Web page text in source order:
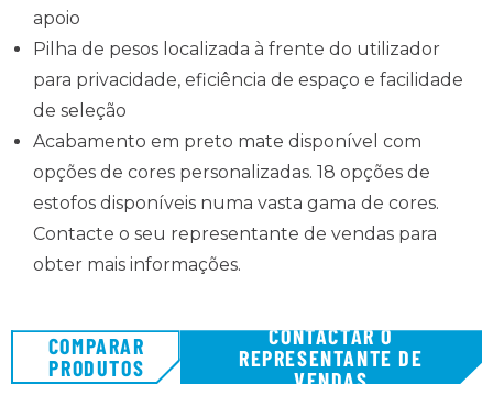
apoio
Pilha de pesos localizada à frente do utilizador
para privacidade, eficiência de espaço e facilidade
de seleção
Acabamento em preto mate disponível com
opções de cores personalizadas. 18 opções de
estofos disponíveis numa vasta gama de cores.
Contacte o seu representante de vendas para
obter mais informações.
COMPARAR
PRODUTOS
CONTACTAR O
REPRESENTANTE DE
VENDAS